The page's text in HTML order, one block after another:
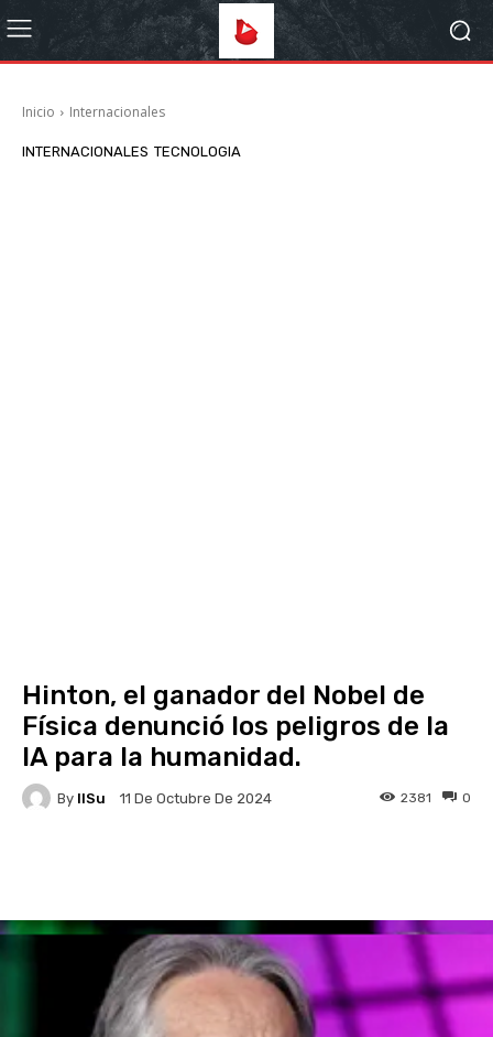
Inicio Internacionales
INTERNACIONALES TECNOLOGIA
Hinton, el ganador del Nobel de
Física denunció los peligros de la
IA para la humanidad.
By IlSu 11 De Octubre De 2024 0
2381